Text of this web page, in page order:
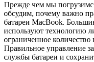
Прежде чем мы
обсудим, почему важно
батареи MacBook.
используют технологию
ограниченное количество
Правильное управление
службы батареи и